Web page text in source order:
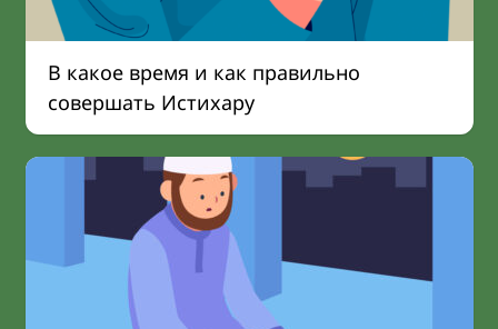
В какое время и как правильно
совершать Истихару